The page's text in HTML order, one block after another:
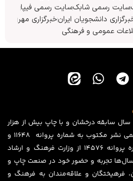
سایت رسمی شابکسایت رسمی فیپا
دانشجویان ایرانخبرگزاری مهر
عمومی و فرهنگی
سال سابقه درخشان و با چاپ بیش از هزار
عنوان کتاب دارای مجوز رسمی نشر مکتوب به شماره پروانه ۱۱۶۴۸ و
مجوز نشر دیجیتال به شماره پروانه 14576 از وزارت فرهنگ و ارشاد
تجربه و حضور خود در صنعت چاپ و
فرهیختگان و علاقه‌مندان به فرهنگ و